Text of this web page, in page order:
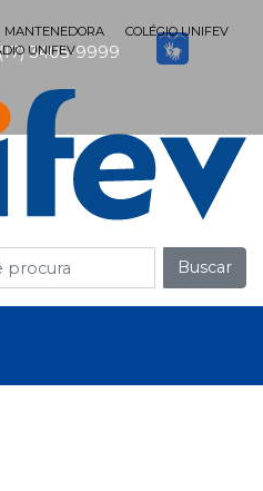
3405-9999
MANTENEDORA
COLÉGIO UNIFEV
UNIFEV
Buscar